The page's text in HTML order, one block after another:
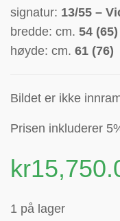
signatur: 13/55 –
bredde: cm. 54 (65)
høyde: cm. 61 (76)
Bildet er ikke
Prisen inkluderer
kr
1 på lager